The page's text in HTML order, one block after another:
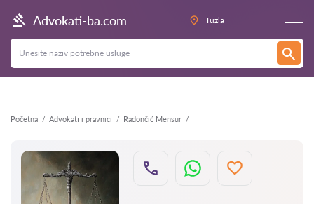
Advokati-ba.com Tuzla
Početna Advokati i pravnici Radončić Mensur
Nazad